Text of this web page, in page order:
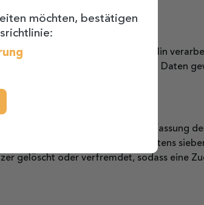
möchten, bestätigen
Mengerzeile 1-3, 12435 Berlin
Ihrer personenbezogenen Daten
erforderlich sind. Im Falle der Erfassung
in Logfiles ist dies nach spätestens
gelöscht oder verfremdet, sodass eine